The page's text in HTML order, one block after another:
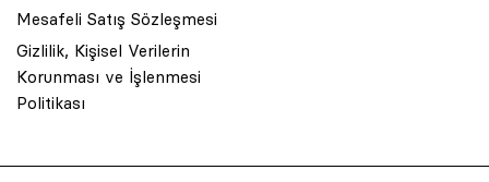
Mesafeli Satış Sözleşmesi
Gizlilik, Kişisel Verilerin
Korunması ve İşlenmesi
Politikası
© 2001 Rota Yayın Yapım Tanıtım Tic. Ltd. Şti. Bu Sitede Bulunan
Asquared WordPress Agencytarafından tasarlanmış ve